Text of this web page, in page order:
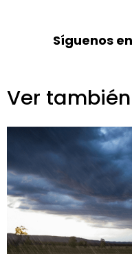
Síguenos
Ver